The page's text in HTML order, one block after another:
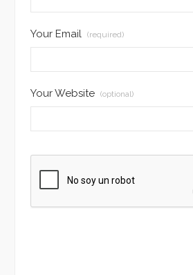
Your Email (required)
Your Website (optional)